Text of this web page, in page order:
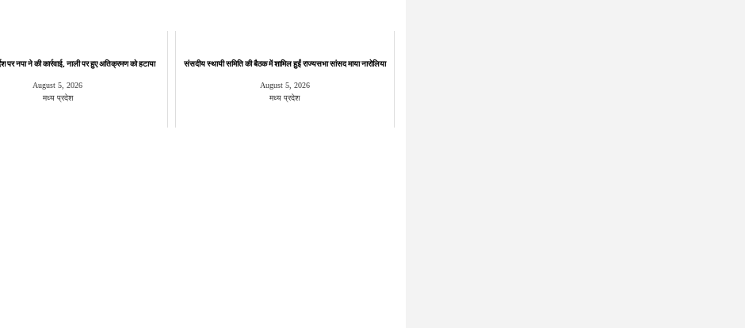
पर नपा ने की कार्रवाई, नाली पर हुए अतिक्रमण को हटाया
August 5, 2026
मध्य प्रदेश
संसदीय स्थायी समिति की बैठक में शामिल हुईं राज्यसभा सांसद माया नारोलिया
August 5, 2026
मध्य प्रदेश